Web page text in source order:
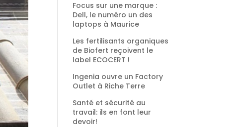
Focus sur une marque :
Dell, le numéro un des
laptops à Maurice
Les fertilisants organiques
de Biofert reçoivent le
label ECOCERT !
Ingenia ouvre un Factory
Outlet à Riche Terre
Santé et sécurité au
travail: ils en font leur
devoir!